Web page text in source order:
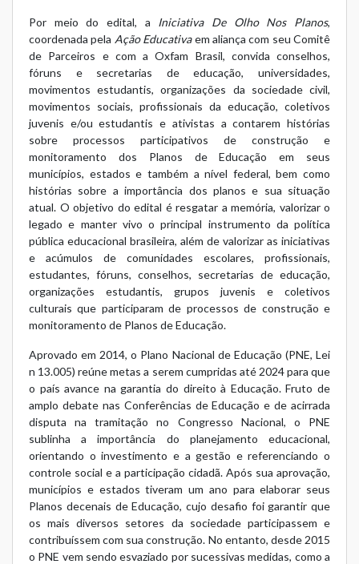
Por meio do edital, a Iniciativa De Olho Nos Planos,
coordenada pela Ação Educativaem aliança com seu Comitê
de Parceiros e com a Oxfam Brasil, convida conselhos,
fóruns e secretarias de educação, universidades,
movimentos estudantis, organizações da sociedade civil,
movimentos sociais, profissionais da educação, coletivos
juvenis e/ou estudantis e ativistas a contarem histórias
sobre processos participativos de construção e
monitoramento dos Planos de Educação em seus
municípios, estados e também a nível federal, bem como
histórias sobre a importância dos planos e sua situação
atual. O objetivo do edital é resgatar a memória, valorizar o
legado e manter vivo o principal instrumento da política
pública educacional brasileira, além de valorizar as iniciativas
e acúmulos de comunidades escolares, profissionais,
estudantes, fóruns, conselhos, secretarias de educação,
organizações estudantis, grupos juvenis e coletivos
culturais que participaram de processos de construção e
monitoramento de Planos de Educação.
Aprovado em 2014, o Plano Nacional de Educação (PNE, Lei
n 13.005) reúne metas a serem cumpridas até 2024 para que
o país avance na garantia do direito à Educação. Fruto de
amplo debate nas Conferências de Educação e de acirrada
disputa na tramitação no Congresso Nacional, o PNE
sublinha a importância do planejamento educacional,
orientando o investimento e a gestão e referenciando o
controle social e a participação cidadã. Após sua aprovação,
municípios e estados tiveram um ano para elaborar seus
Planos decenais de Educação, cujo desafio foi garantir que
os mais diversos setores da sociedade participassem e
contribuíssem com sua construção. No entanto, desde 2015
o PNE vem sendo esvaziado por sucessivas medidas, como a